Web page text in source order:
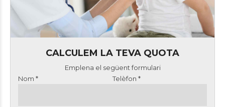
CALCULEM LA TEVA QUOTA
Emplena el següent formulari
Nom *
Telèfon *